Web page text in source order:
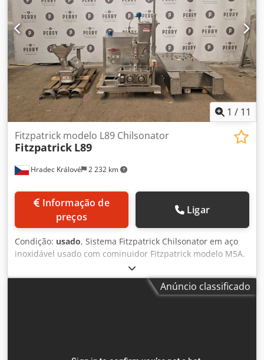
1 / 11
Hradec Králové 2 232 km
Fitzpatrick modelo L89 Chilsonator
Fitzpatrick L89
preços
Ligar
Condição: usado, Sistema Fitzpatrick Chilsonator em aço
inoxidável usado com cominuidor Fitzpatrick modelo M5A.
- Fabricante: Fitzpatrick - Modelo: L89 - Material: partes em
contato com o produto em aço inoxidável AISI 316 -
Sistema de alimentação: rosca horizontal e vertical
Anúncio classificado